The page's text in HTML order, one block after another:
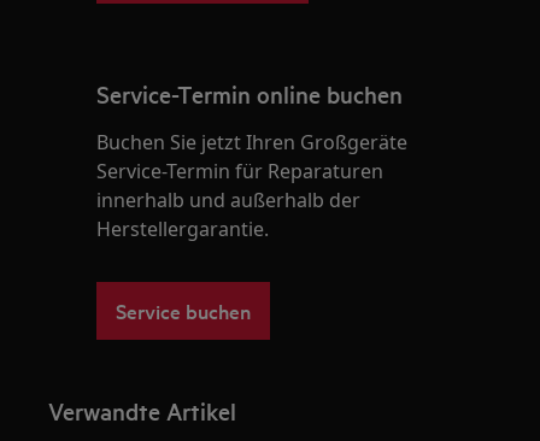
Service-Termin online buchen
Buchen Sie jetzt Ihren Großgeräte
Service-Termin für Reparaturen
innerhalb und außerhalb der
Herstellergarantie.
Service buchen
Verwandte Artikel